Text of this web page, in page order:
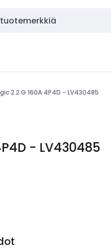
2.2 G 160A 4P4D - LV430485
- LV430485